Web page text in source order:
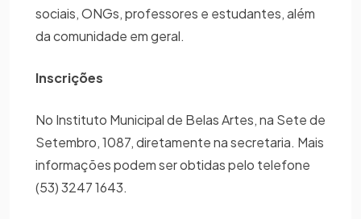
sociais, ONGs, professores e estudantes, além
da comunidade em geral.
Inscrições
No Instituto Municipal de Belas Artes, na Sete de
Setembro, 1087, diretamente na secretaria. Mais
informações podem ser obtidas pelo telefone
(53) 3247 1643.